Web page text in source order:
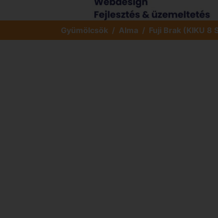
Gyümölcsök Alma Fuji Brak (KIKU 8